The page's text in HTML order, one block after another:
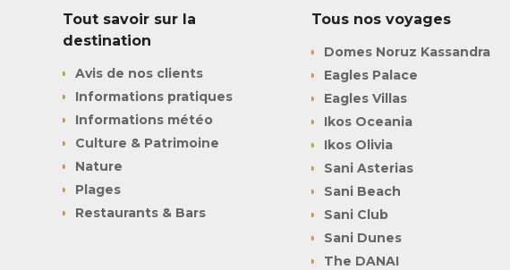
Tout savoir sur la
destination
Avis de nos clients
Informations pratiques
Informations météo
Culture & Patrimoine
Nature
Plages
Restaurants & Bars
Tous nos voyages
Domes Noruz Kassandra
Eagles Palace
Eagles Villas
Ikos Oceania
Ikos Olivia
Sani Asterias
Sani Beach
Sani Club
Sani Dunes
The DANAI